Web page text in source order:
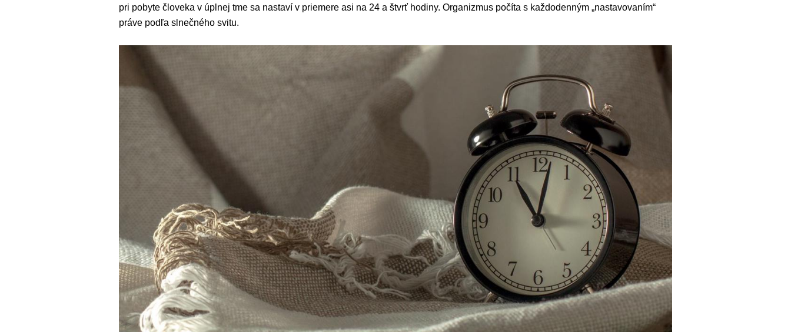
pri pobyte človeka v úplnej tme sa nastaví v priemere asi na 24 a štvrť hodiny. Organizmus počíta s každodenným „nastavovaním“
práve podľa slnečného svitu.